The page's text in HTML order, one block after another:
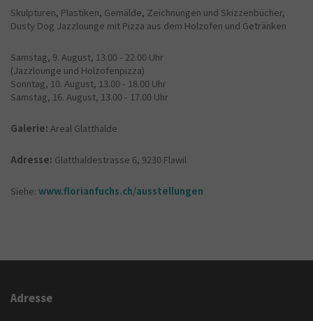
Skulpturen, Plastiken, Gemälde, Zeichnungen und Skizzenbücher,
Dusty Dog Jazzlounge mit Pizza aus dem Holzofen und Getränken
Samstag, 9. August, 13.00 - 22.00 Uhr
(Jazzlounge und Holzofenpizza)
Sonntag, 10. August, 13.00 - 18.00 Uhr
Samstag, 16. August, 13.00 - 17.00 Uhr
Galerie: Areal Glatthalde
Adresse: Glatthaldestrasse 6, 9230 Flawil
Siehe: www.florianfuchs.ch/ausstellungen
Adresse